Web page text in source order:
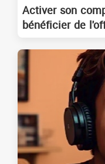
Activer son
bénéficier de